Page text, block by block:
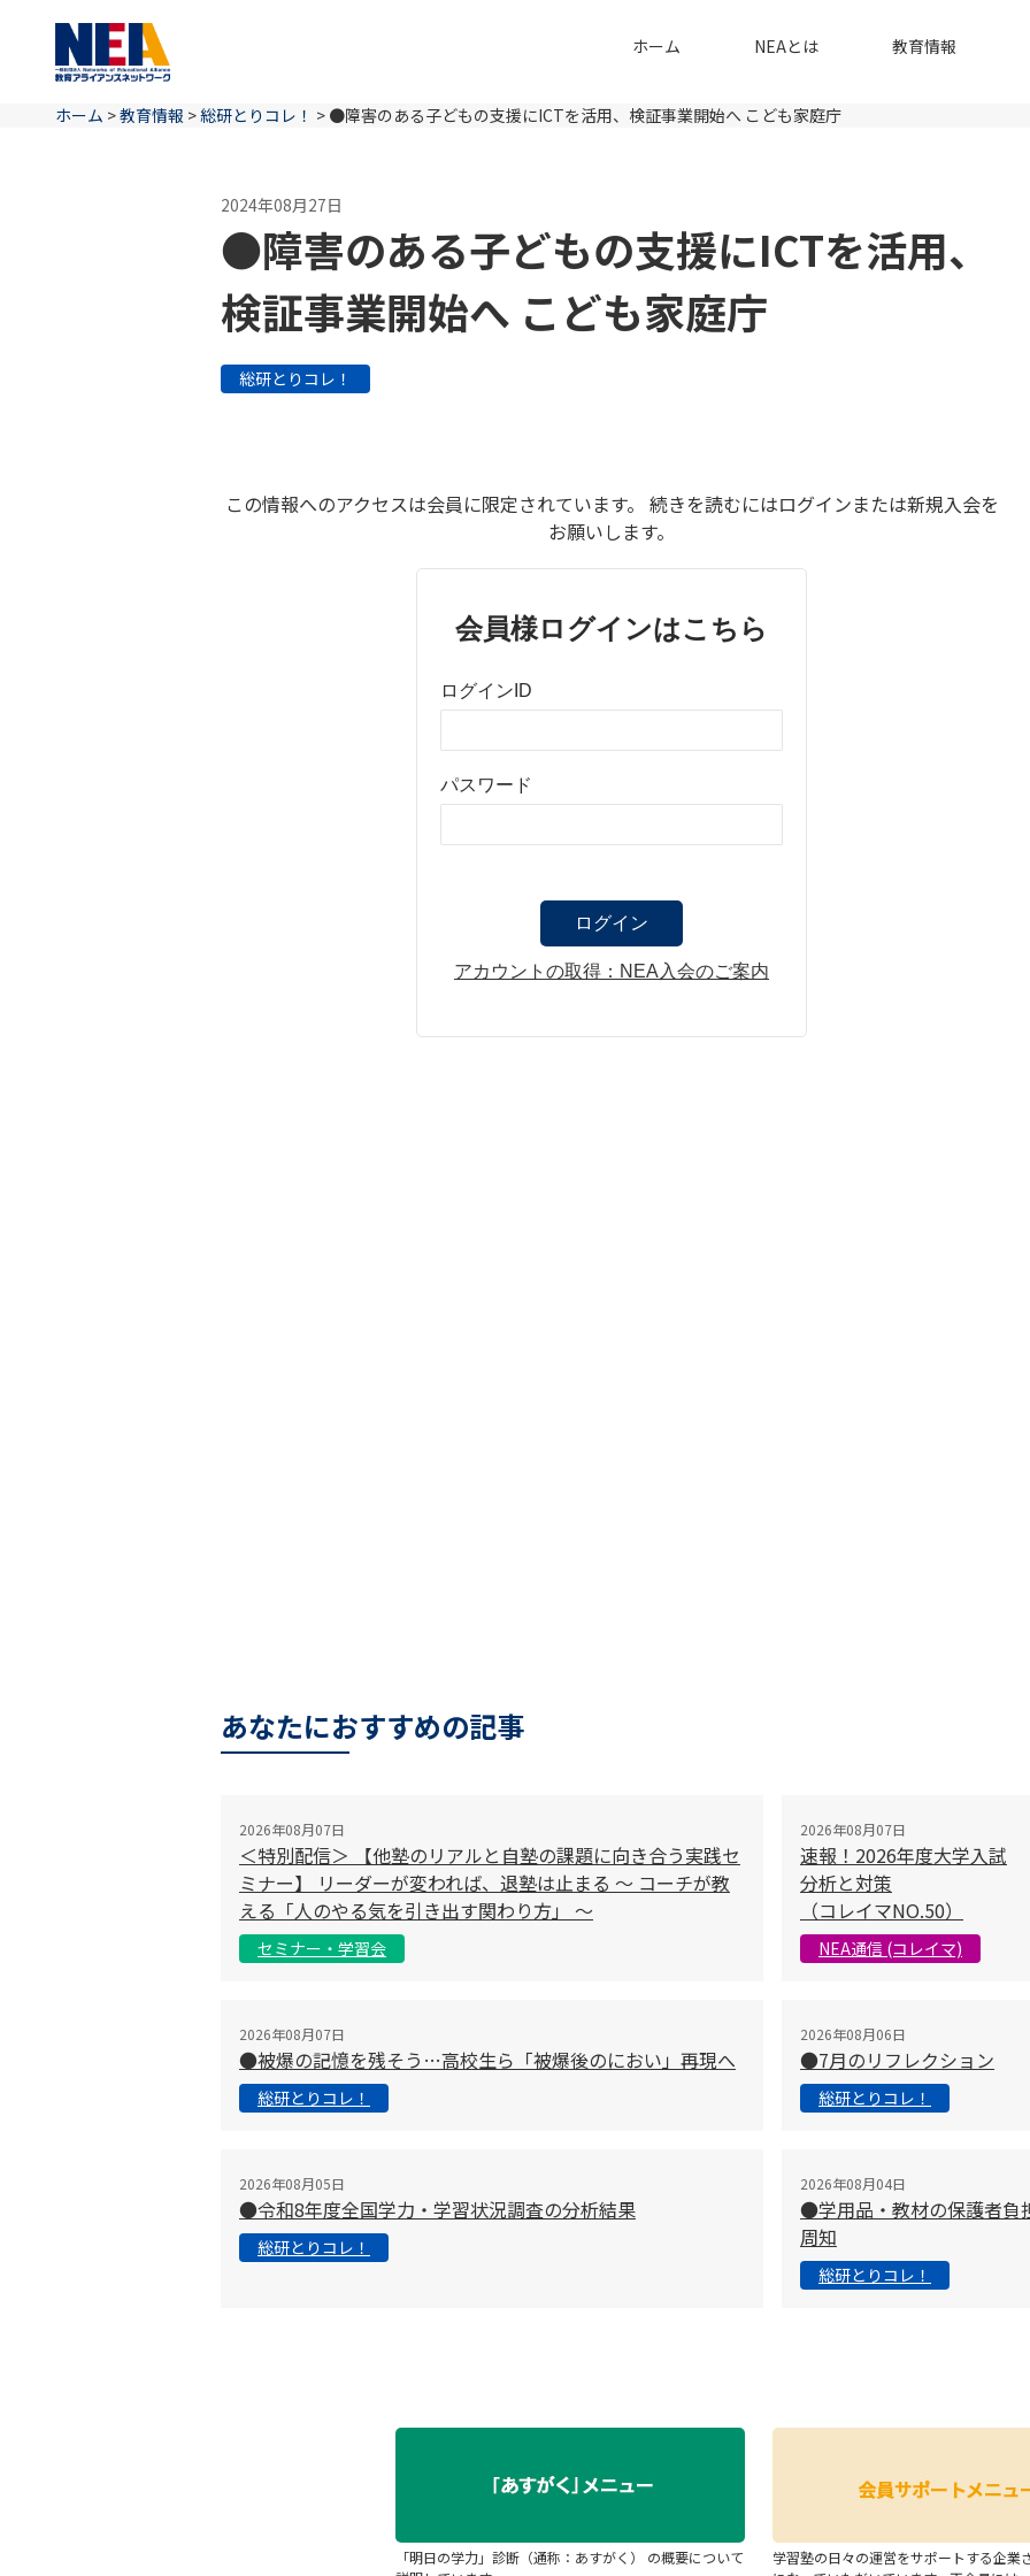
ホーム NEAとは 教育情報
ホーム >教育情報 >総研とりコレ！ > ●障害のある子どもの支援にICTを活用、検証事業開始へ こども家庭庁
2024年08月27日
●障害のある子どもの支援にICTを活用、
検証事業開始へ こども家庭庁
総研とりコレ！
この情報へのアクセスは会員に限定されています。 続きを読むにはログインまたは新規入会を
お願いします。
会員様ログインはこちら
ログインID
パスワード
アカウントの取得：NEA入会のご案内
あなたにおすすめの記事
2026年08月07日
＜特別配信＞ 【他塾のリアルと自塾の課題に向き合う実践セ
ミナー】 リーダーが変われば、退塾は止まる 〜 コーチが教
える「人のやる気を引き出す関わり方」 〜
セミナー・学習会
2026年08月07日
速報！2026年度大学入試
分析と対策
（コレイマNO.50）
NEA通信 (コレイマ)
2026年08月07日
●被爆の記憶を残そう…高校生ら「被爆後のにおい」再現へ
総研とりコレ！
2026年08月06日
●7月のリフレクション
総研とりコレ！
2026年08月05日
●令和8年度全国学力・学習状況調査の分析結果
総研とりコレ！
2026年08月04日
●学用品・教材の保護者負
周知
総研とりコレ！
「明日の学力」診断（通称：あすがく） の概要について
学習塾の日々の運営をサポートする企業